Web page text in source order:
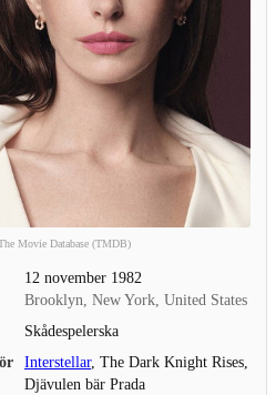
Movie Database (TMDB)
12 november 1982
Brooklyn, New York, United States
Skådespelerska
Interstellar, The Dark Knight Rises,
Djävulen bär Prada